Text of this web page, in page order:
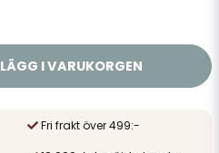
LÄGG I VARUKORGEN
Fri frakt över 499:-